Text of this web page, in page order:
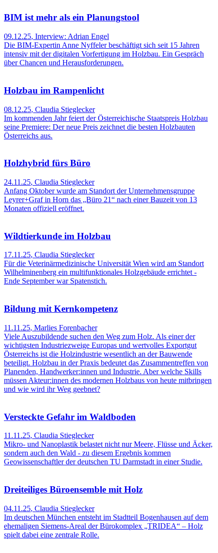
BIM ist mehr als ein Planungstool
09.12.25, Interview: Adrian Engel
Die BIM-Expertin Anne Nyffeler beschäftigt sich seit 15 Jahren
intensiv mit der digitalen Vorfertigung im Holzbau. Ein Gespräch
über Chancen und Herausforderungen.
Holzbau im Rampenlicht
08.12.25, Claudia Stieglecker
Im kommenden Jahr feiert der Österreichische Staatspreis Holzbau
seine Premiere: Der neue Preis zeichnet die besten Holzbauten
Österreichs aus.
Holzhybrid fürs Büro
24.11.25, Claudia Stieglecker
Anfang Oktober wurde am Standort der Unternehmensgruppe
Leyrer+Graf in Horn das „Büro 21“ nach einer Bauzeit von 13
Monaten offiziell eröffnet.
Wildtierkunde im Holzbau
17.11.25, Claudia Stieglecker
Für die Veterinärmedizinische Universität Wien wird am Standort
Wilhelminenberg ein multifunktionales Holzgebäude errichtet -
Ende September war Spatenstich.
Bildung mit Kernkompetenz
11.11.25, Marlies Forenbacher
Viele Auszubildende suchen den Weg zum Holz. Als einer der
wichtigsten Industriezweige Europas und wertvolles Exportgut
Österreichs ist die Holzindustrie wesentlich an der Bauwende
beteiligt. Holzbau in der Praxis bedeutet das Zusammentreffen von
Planenden, Handwerker:innen und Industrie. Aber welche Skills
müssen Akteur:innen des modernen Holzbaus von heute mitbringen
und wie wird ihr Weg geebnet?
Versteckte Gefahr im Waldboden
11.11.25, Claudia Stieglecker
Mikro- und Nanoplastik belastet nicht nur Meere, Flüsse und Äcker,
sondern auch den Wald - zu diesem Ergebnis kommen
Geowissenschaftler der deutschen TU Darmstadt in einer Studie.
Dreiteiliges Büroensemble mit Holz
04.11.25, Claudia Stieglecker
Im deutschen München entsteht im Stadtteil Bogenhausen auf dem
ehemaligen Siemens-Areal der Bürokomplex „TRIDEA“ – Holz
spielt dabei eine zentrale Rolle.